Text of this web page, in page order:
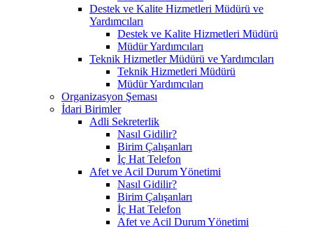
Destek ve Kalite Hizmetleri Müdürü ve
Yardımcıları
Destek ve Kalite Hizmetleri Müdürü
Müdür Yardımcıları
Teknik Hizmetler Müdürü ve Yardımcıları
Teknik Hizmetleri Müdürü
Müdür Yardımcıları
Organizasyon Şeması
İdari Birimler
Adli Sekreterlik
Nasıl Gidilir?
Birim Çalışanları
İç Hat Telefon
Afet ve Acil Durum Yönetimi
Nasıl Gidilir?
Birim Çalışanları
İç Hat Telefon
Afet ve Acil Durum Yönetimi